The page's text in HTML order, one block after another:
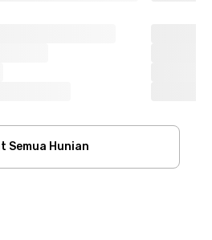
Semua Hunian